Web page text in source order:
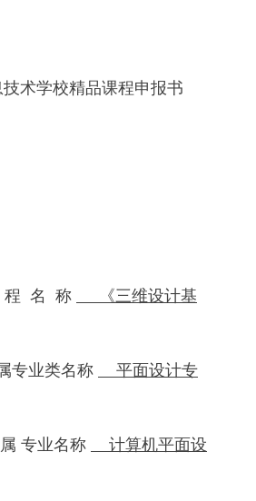
术学校精品课程申报书
程 名 称
《三维设计基
专业类名称
平面设计专
专业名称
计算机平面设